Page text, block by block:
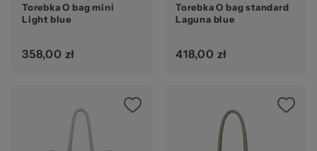
Torebka O bag mini
Light blue
358,00 zł
Torebka O bag standard
Laguna blue
418,00 zł